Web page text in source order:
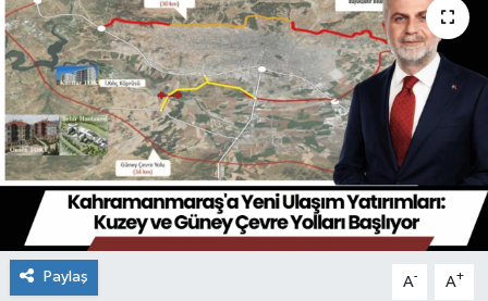
Paylaş A- A+